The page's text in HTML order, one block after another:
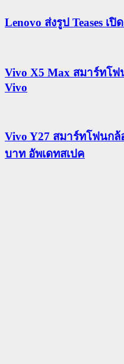
Lenovo ส่งรูป Teases เ
Vivo X5 Max สมาร์ทโ
Vivo
Vivo Y27 สมาร์ทโฟนกล้
บาท อัพเดทสเปค